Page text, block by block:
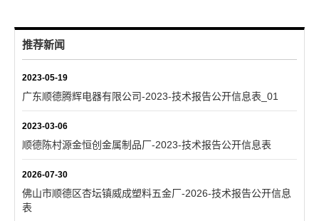
推荐新闻
2023-05-19
广东顺德腾辉电器有限公司-2023-技术报告公开信息表_01
2023-03-06
顺德陈村源金恒创金属制品厂-2023-技术报告公开信息表
2026-07-30
佛山市顺德区杏坛镇威成塑料五金厂-2026-技术报告公开信息
表